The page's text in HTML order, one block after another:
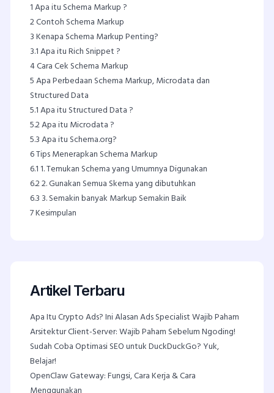
1Apa itu Schema Markup ?
2Contoh Schema Markup
3Kenapa Schema Markup Penting?
3.1Apa itu Rich Snippet ?
4Cara Cek Schema Markup
5Apa Perbedaan Schema Markup, Microdata dan
Structured Data
5.1Apa itu Structured Data ?
5.2Apa itu Microdata ?
5.3Apa itu Schema.org?
6Tips Menerapkan Schema Markup
6.11. Temukan Schema yang Umumnya Digunakan
6.22. Gunakan Semua Skema yang dibutuhkan
6.3 3. Semakin banyak Markup Semakin Baik
7Kesimpulan
Artikel Terbaru
Apa Itu Crypto Ads? Ini Alasan Ads Specialist Wajib Paham
Arsitektur Client-Server: Wajib Paham Sebelum Ngoding!
Sudah Coba Optimasi SEO untuk DuckDuckGo? Yuk,
Belajar!
OpenClaw Gateway: Fungsi, Cara Kerja & Cara